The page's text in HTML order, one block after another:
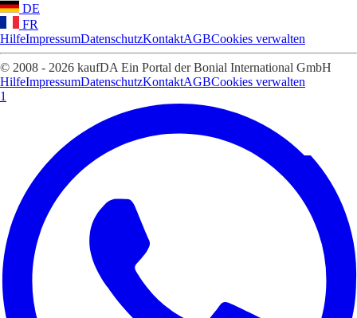
DE
FR
HilfeImpressumDatenschutzKontaktAGBCookies verwalten
© 2008 - 2026 kaufDA Ein Portal der Bonial International GmbH
HilfeImpressumDatenschutzKontaktAGBCookies verwalten
1